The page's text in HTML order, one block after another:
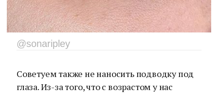
@sonaripley
Советуем также не наносить подводку под
глаза. Из-за того, что с возрастом у нас